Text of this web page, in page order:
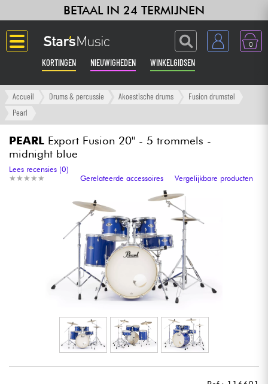
BETAAL IN 24 TERMIJNEN
0
KORTINGEN NIEUWIGHEDEN WINKELGIDSEN
Langue
Versterker & Effecten
Synths & samplers
Home-studio
Hoofdtelefoon
Accueil Drums & percussie Akoestische drums
Fusion drumstel
Pearl
PEARL Export Fusion 20'' - 5 trommels -
midnight blue
★ ★ ★ ★ ★
★ ★ ★ ★ ★
Lees recensies (0)
Gerelateerde accessoires
Vergelijkbare producten